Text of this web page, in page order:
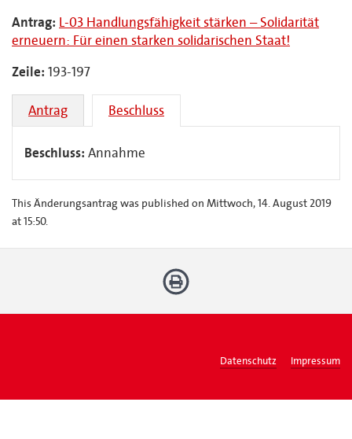
Antrag: L-03 Handlungsfähigkeit stärken – Solidarität
erneuern: Für einen starken solidarischen Staat!
Zeile: 193-197
Antrag Beschluss
Beschluss: Annahme
This Änderungsantrag was published on Mittwoch, 14. August 2019
at 15:50.
Datenschutz Impressum